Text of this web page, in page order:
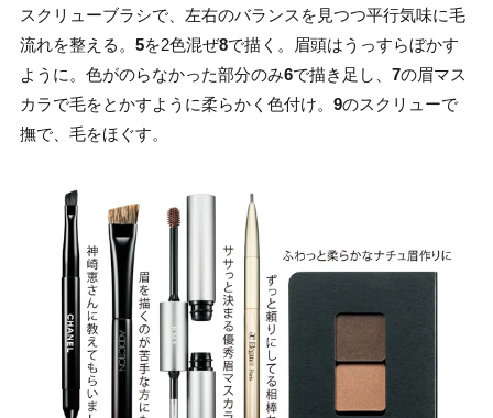
スクリューブラシで、左右のバランスを見つつ平行気味に毛
流れを整える。 5を2色混ぜ8で描く。眉頭はうっすらぼかす
ように。色がのらなかった部分のみ6で描き足し、 7の眉マス
カラで毛をとかすように柔らかく色付け。 9のスクリューで
撫で、毛をほぐす。